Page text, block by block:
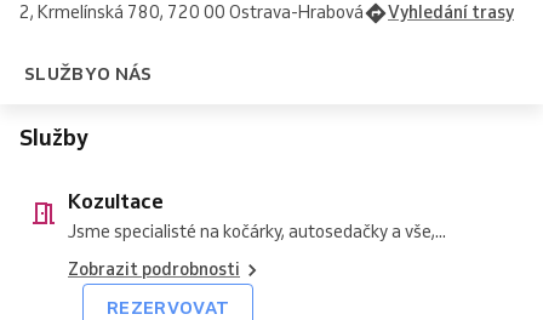
2, Krmelínská 780, 720 00 Ostrava-Hrabová
Vyhledání trasy
SLUŽBYO NÁS
Služby
Kozultace
Jsme specialisté na kočárky, autosedačky a vše,...
Zobrazit podrobnosti
REZERVOVAT